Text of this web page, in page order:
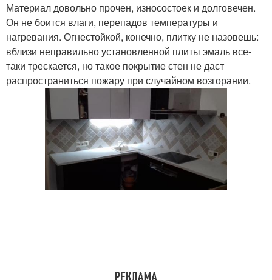
Материал довольно прочен, износостоек и долговечен.
Он не боится влаги, перепадов температуры и
нагревания. Огнестойкой, конечно, плитку не назовешь:
вблизи неправильно установленной плиты эмаль все-
таки трескается, но такое покрытие стен не даст
распространиться пожару при случайном возгорании.